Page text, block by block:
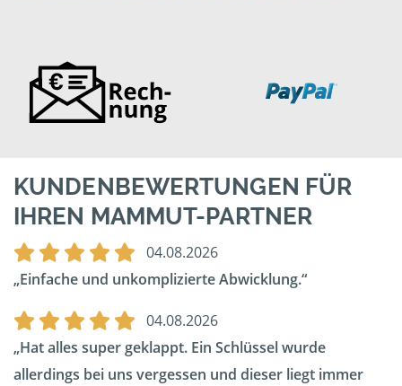
KUNDENBEWERTUNGEN FÜR
IHREN MAMMUT-PARTNER
04.08.2026
Einfache und unkomplizierte Abwicklung.
04.08.2026
Hat alles super geklappt. Ein Schlüssel wurde
allerdings bei uns vergessen und dieser liegt immer